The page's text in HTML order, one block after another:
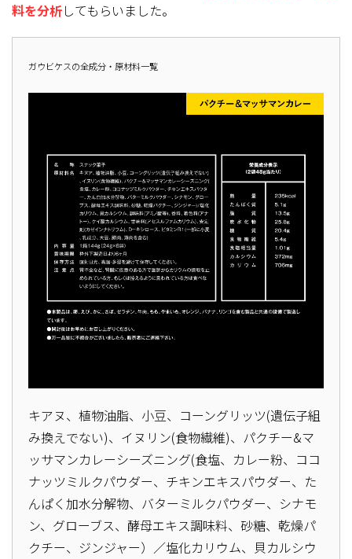
料を分析してもらいました。
ガウビケスの全成分・原材料一覧
キアヌ、植物油脂、小豆、コーングリッツ(遺伝子組
み換えでない)、イヌリン(食物繊維)、パクチー&マ
ッサマンカレーシーズニング(食塩、カレー粉、ココ
ナッツミルクパウダー、チキンエキスパウダー、た
んぱく加水分解物、バターミルクパウダー、シナモ
ン、グローブス、酵母エキス調味料、砂糖、乾燥パ
クチー、ジンジャー）／塩化カリウム、貝カルシウ